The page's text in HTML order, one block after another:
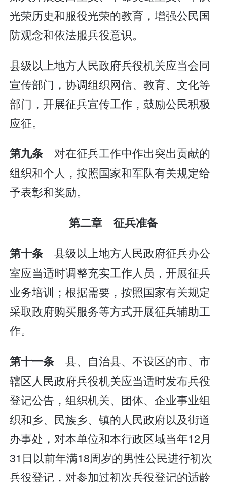
光荣历史和服役光荣的教育，增强公民国
防观念和依法服兵役意识。
县级以上地方人民政府兵役机关应当会同
宣传部门，协调组织网信、教育、文化等
部门，开展征兵宣传工作，鼓励公民积极
应征。
第九条 对在征兵工作中作出突出贡献的
组织和个人，按照国家和军队有关规定给
予表彰和奖励。
第二章 征兵准备
第十条 县级以上地方人民政府征兵办公
室应当适时调整充实工作人员，开展征兵
业务培训；根据需要，按照国家有关规定
采取政府购买服务等方式开展征兵辅助工
作。
第十一条 县、自治县、不设区的市、市
辖区人民政府兵役机关应当适时发布兵役
登记公告，组织机关、团体、企业事业组
织和乡、民族乡、镇的人民政府以及街道
办事处，对本单位和本行政区域当年12月
31日以前年满18周岁的男性公民进行初次
兵役登记，对参加过初次兵役登记的适龄